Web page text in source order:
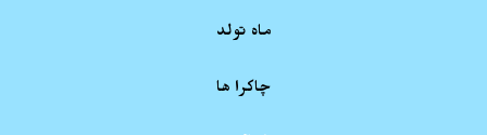
ماه تولد
چاکرا ها